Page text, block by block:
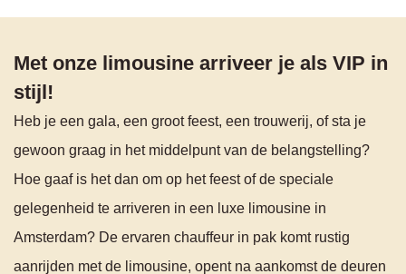
Met onze limousine arriveer je als VIP in
stijl!
Heb je een gala, een groot feest, een trouwerij, of sta je
gewoon graag in het middelpunt van de belangstelling?
Hoe gaaf is het dan om op het feest of de speciale
gelegenheid te arriveren in een luxe limousine in
Amsterdam? De ervaren chauffeur in pak komt rustig
aanrijden met de limousine, opent na aankomst de deuren